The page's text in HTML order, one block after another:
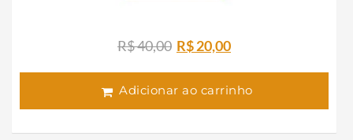
R$40,00 O
original
era:
R$ 40,00.
R$20,00O
atual
é:
R$ 20,00.
Adicionar ao carrinho